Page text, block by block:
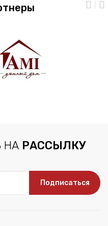
НА РАССЫЛКУ
Подписаться